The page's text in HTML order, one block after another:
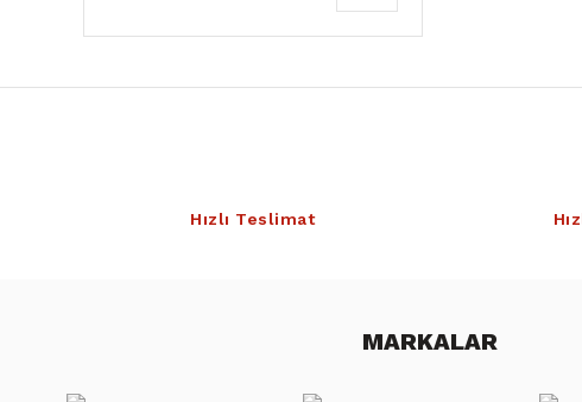
Hızlı Teslimat
MARKALAR